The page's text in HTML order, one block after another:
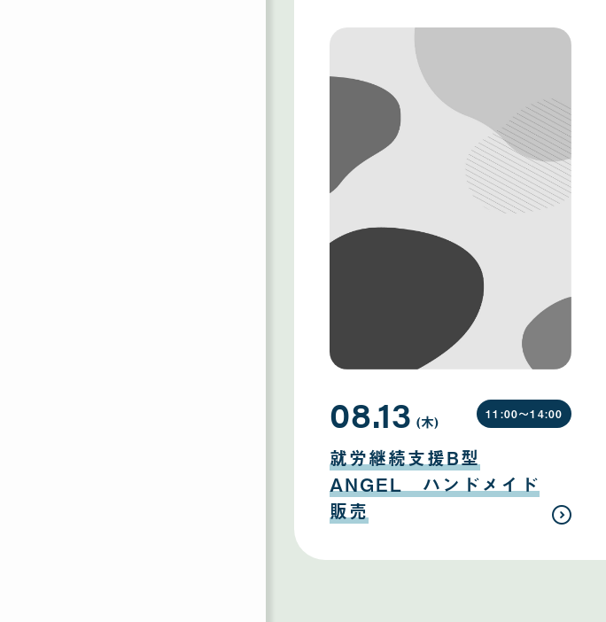
就労継続支援B型
ANGEL ハンドメイド
販売
08.13
月
13
日
(木曜
日
) 11:00〜14:00